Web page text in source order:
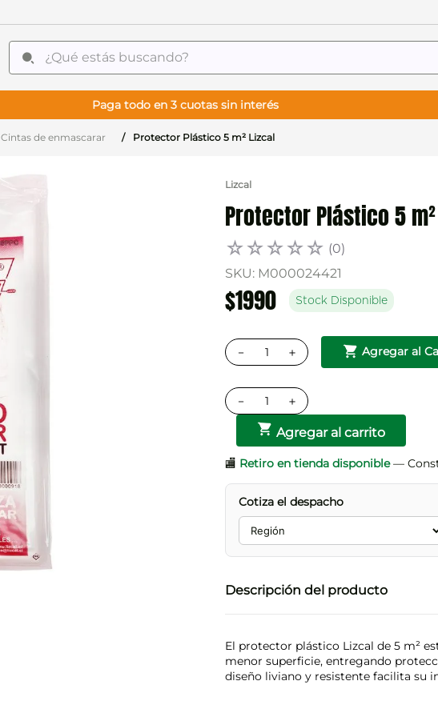
¿Qué estás buscando?
Paga todo en 3 cuotas sin interés
Cintas de enmascarar Protector Plástico 5 m² Lizcal
Lizcal
Protector Plástico 5
☆☆☆☆☆ (0)
SKU: M000024421
$1990 Stock Disponible
＋
－ Agregar al
＋
－
Agregar al carrito
🏬 Retiro en tienda disponible—
Cotiza el despacho
Descripción del producto
El protector plástico Lizcal de 5 m²
menor superficie, entregando
diseño liviano y resistente facilita su